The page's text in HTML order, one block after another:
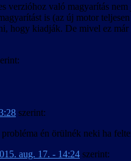
verzióhoz való magyarítás
is (az új motor
hogy kiadják. De mivel ez
szerint:
én örülnék neki ha
aug. 17. - 14:24 szerint: